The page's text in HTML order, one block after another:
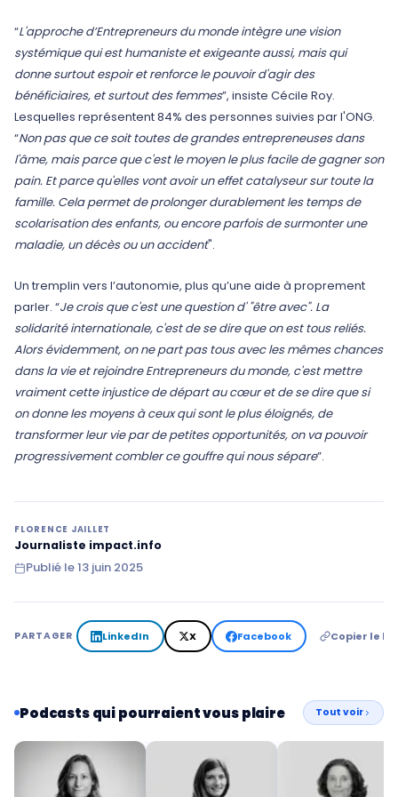
“L'approche d’Entrepreneurs du monde intègre une vision
systémique qui est humaniste et exigeante aussi, mais qui
donne surtout espoir et renforce le pouvoir d'agir des
bénéficiaires, et surtout des femmes”, insiste Cécile Roy.
Lesquelles représentent 84% des personnes suivies par l'ONG.
“Non pas que ce soit toutes de grandes entrepreneuses dans
l'âme, mais parce que c'est le moyen le plus facile de gagner son
pain. Et parce qu'elles vont avoir un effet catalyseur sur toute la
famille. Cela permet de prolongerdurablement les temps de
scolarisation des enfants, ou encore parfois de surmonter une
maladie, un décès ou un accident".
Un tremplin vers l’autonomie, plus qu’une aide à proprement
parler. “Je crois que c'est une question d' "être avec". La
solidarité internationale, c'est de se dire que on est tous reliés.
Alors évidemment, on ne part pas tous avec les mêmes chances
dans la vie et rejoindre Entrepreneurs du monde, c'est mettre
vraiment cette injustice de départ au cœur et de se dire que si
on donne les moyens à ceux qui sont le plus éloignés, de
transformer leur vie par de petites opportunités, on va pouvoir
progressivement combler ce gouffre qui nous sépare”.
FLORENCE JAILLET
Journaliste impact.info
Publié le13 juin 2025
PARTAGER LinkedIn X Facebook Copier le
Podcasts qui pourraient vous plaire Tout voir